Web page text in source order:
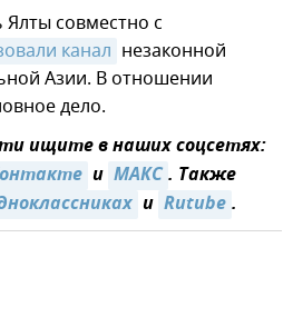
совместно с
канал незаконной
Азии. В отношении
дело.
ищите в наших соцсетях:
и МАКС. Также
и Rutube.